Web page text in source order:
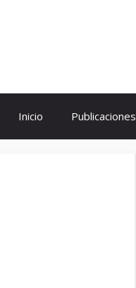
Inicio Publicaciones